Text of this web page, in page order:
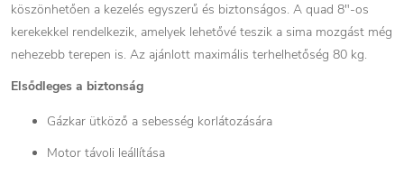
köszönhetően a kezelés egyszerű és biztonságos. A quad 8″-os
kerekekkel rendelkezik, amelyek lehetővé teszik a sima mozgást még
nehezebb terepen is. Az ajánlott maximális terhelhetőség 80 kg.
Elsődleges a biztonság
Gázkar ütköző a sebesség korlátozására
Motor távoli leállítása